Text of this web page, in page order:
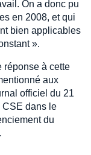
On a donc pu
en 2008, et qui
bien applicables
».
réponse à cette
aux
officiel du 21
CSE dans le
du